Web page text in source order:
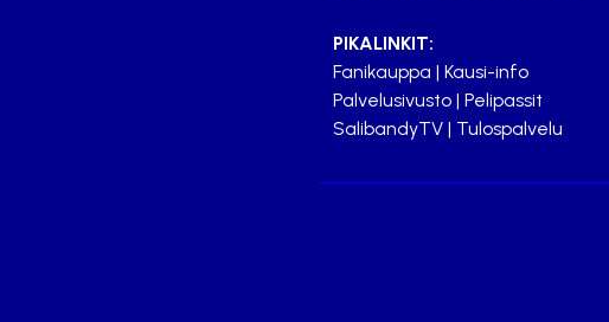
PIKALINKIT:
Fanikauppa | Kausi-info
Palvelusivusto | Pelipassit
SalibandyTV | Tulospalvelu